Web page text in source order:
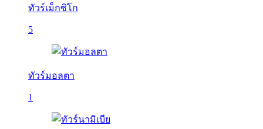
ทัวร์เม็กซิโก
5
ทัวร์มอลตา
1